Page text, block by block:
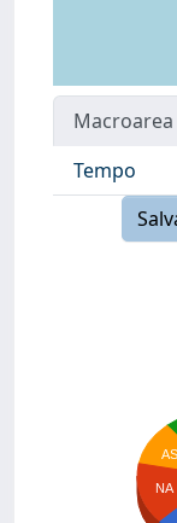
Macroarea
Tempo
AS
NA